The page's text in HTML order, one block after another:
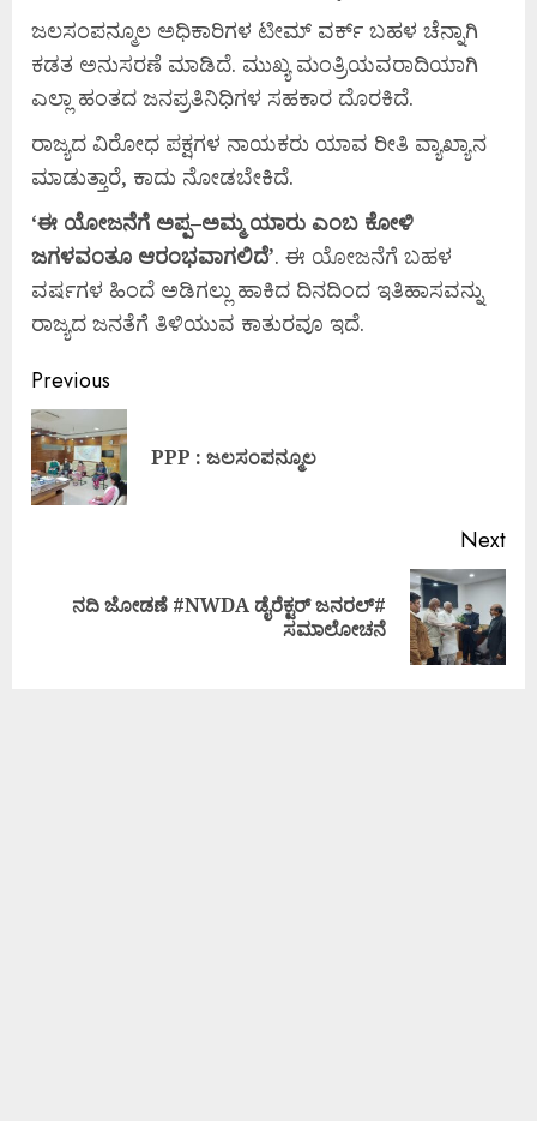
ಜಲಸಂಪನ್ಮೂಲ ಅಧಿಕಾರಿಗಳ ಟೀಮ್ ವರ್ಕ್ ಬಹಳ ಚೆನ್ನಾಗಿ
ಕಡತ ಅನುಸರಣೆ ಮಾಡಿದೆ. ಮುಖ್ಯ ಮಂತ್ರಿಯವರಾದಿಯಾಗಿ
ಎಲ್ಲಾ ಹಂತದ ಜನಪ್ರತಿನಿಧಿಗಳ ಸಹಕಾರ ದೊರಕಿದೆ.
ರಾಜ್ಯದ ವಿರೋಧ ಪಕ್ಷಗಳ ನಾಯಕರು ಯಾವ ರೀತಿ ವ್ಯಾಖ್ಯಾನ
ಮಾಡುತ್ತಾರೆ, ಕಾದು ನೋಡಬೇಕಿದೆ.
‘ಈ ಯೋಜನೆಗೆ ಅಪ್ಪ–ಅಮ್ಮ ಯಾರು ಎಂಬ ಕೋಳಿ
ಜಗಳವಂತೂ ಆರಂಭವಾಗಲಿದೆ’. ಈ ಯೋಜನೆಗೆ ಬಹಳ
ವರ್ಷಗಳ ಹಿಂದೆ ಅಡಿಗಲ್ಲು ಹಾಕಿದ ದಿನದಿಂದ ಇತಿಹಾಸವನ್ನು
ರಾಜ್ಯದ ಜನತೆಗೆ ತಿಳಿಯುವ ಕಾತುರವೂ ಇದೆ.
Previous
PPP : ಜಲಸಂಪನ್ಮೂಲ
Next
ನದಿ ಜೋಡಣೆ #NWDA ಡೈರೆಕ್ಟರ್ ಜನರಲ್#
ಸಮಾಲೋಚನೆ